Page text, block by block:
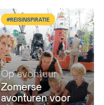
#REISINSPIRATIE
Op avontuur
Zomerse
avonturen voor